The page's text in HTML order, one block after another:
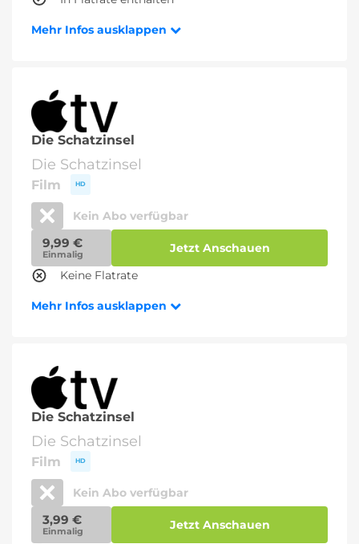
Mehr Infos ausklappen
Die Schatzinsel
Die Schatzinsel
Film HD
Kein Abo verfügbar
9,99 €
Einmalig
Jetzt Anschauen
Keine Flatrate
Mehr Infos ausklappen
Die Schatzinsel
Die Schatzinsel
Film HD
Kein Abo verfügbar
3,99 €
Einmalig
Jetzt Anschauen